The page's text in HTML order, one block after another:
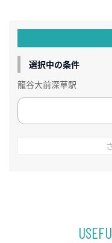
選択中の条件
龍谷大前深草駅